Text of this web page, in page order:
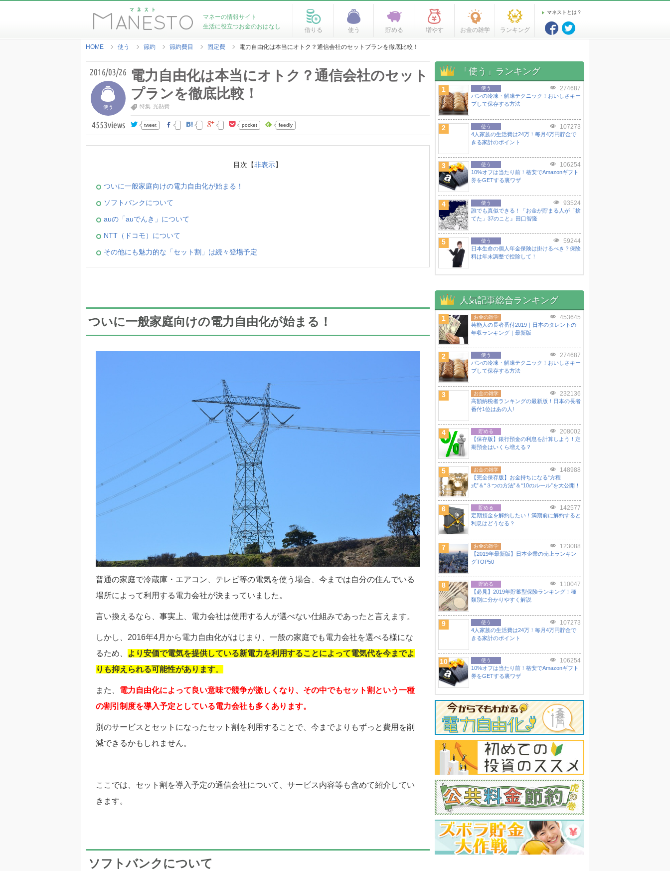
マネーの情報サイト
生活に役立つお金のおはなし
借りる 使う 貯める 増やす お金の雑学 ランキング
マネストとは？
HOME 使う 節約 節約費目 固定費 電力自由化は本当にオトク？通信会社のセットプランを徹底比較！
2016/03/26
使う
4553views
電力自由化は本当にオトク？通信会社のセット
プランを徹底比較！
特集 光熱費
tweet pocket feedly
目次【非表示】
ついに一般家庭向けの電力自由化が始まる！
ソフトバンクについて
auの「auでんき」について
NTT（ドコモ）について
その他にも魅力的な「セット割」は続々登場予定
ついに一般家庭向けの電力自由化が始まる！
普通の家庭で冷蔵庫・エアコン、テレビ等の電気を使う場合、今までは自分の住んでいる
場所によって利用する電力会社が決まっていました。
言い換えるなら、事実上、電力会社は使用する人が選べない仕組みであったと言えます。
しかし、2016年4月から電力自由化がはじまり、一般の家庭でも電力会社を選べる様にな
るため、
より安価で電気を提供している新電力を利用することによって電気代を今までよ
りも抑えられる可能性があります。
また、 電力自由化によって良い意味で競争が激しくなり、その中でもセット割という一種
の割引制度を導入予定としている電力会社も多くあります。
別のサービスとセットになったセット割を利用することで、今までよりもずっと費用を削
減できるかもしれません。
ここでは、セット割を導入予定の通信会社について、サービス内容等も含めて紹介してい
きます。
ソフトバンクについて
「使う」ランキング
1 使う 274687
パンの冷凍・解凍テクニック！おいしさキー
プして保存する方法
2 使う 107273
4人家族の生活費は24万！毎月4万円貯金で
きる家計のポイント
3 使う 106254
10%オフは当たり前！格安でAmazonギフト
券をGETする裏ワザ
4 使う 93524
誰でも真似できる！「お金が貯まる人が「捨
てた」37のこと』田口智隆
5 使う 59244
日本生命の個人年金保険は掛けるべき？保険
料は年末調整で控除して！
人気記事総合ランキング
1 お金の雑学 453645
芸能人の長者番付2019｜日本のタレントの
年収ランキング｜最新版
2 使う 274687
パンの冷凍・解凍テクニック！おいしさキー
プして保存する方法
3 お金の雑学 232136
高額納税者ランキングの最新版！日本の長者
番付1位はあの人!
4 貯める 208002
【保存版】銀行預金の利息を計算しよう！定
期預金はいくら増える？
5 お金の雑学 148988
【完全保存版】お金持ちになる“方程
式”＆“３つの方法”＆“10のルール”を大公開！
6 貯める 142577
定期預金を解約したい！満期前に解約すると
利息はどうなる？
7 お金の雑学 123088
【2019年最新版】日本企業の売上ランキン
グTOP50
8 貯める 110047
【必見】2019年貯蓄型保険ランキング！種
類別に分かりやすく解説
9 使う 107273
4人家族の生活費は24万！毎月4万円貯金で
きる家計のポイント
10 使う 106254
10%オフは当たり前！格安でAmazonギフト
券をGETする裏ワザ